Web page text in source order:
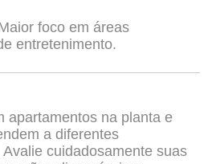
foco em áreas
entretenimento.
apartamentos na planta e
a diferentes
cuidadosamente suas